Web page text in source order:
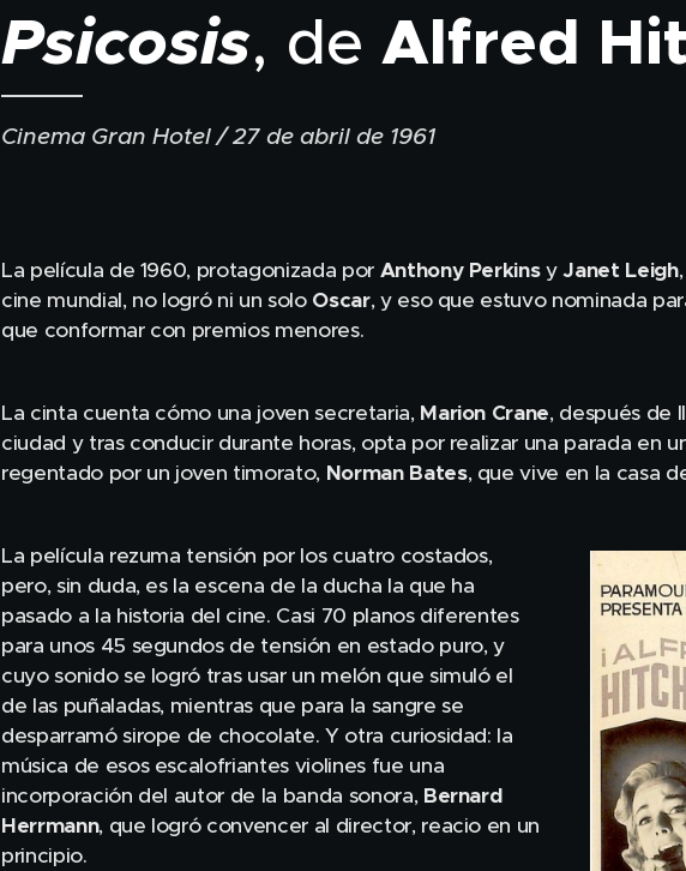
Psicosis, de Alfred
Cinema Gran Hotel / 27 de abril de 1961
La película de 1960, protagonizada por Anthony PerkinsyJanet Leigh
cine mundial, no logró ni un solo Oscar, y eso que estuvo nominada
que conformar con premios menores.
La cinta cuenta cómo una joven secretaria, Marion Crane, después de
ciudad y tras conducir durante horas, opta por realizar una parada en
regentado por un joven timorato, Norman Bates, que vive en la casa
La película rezuma tensión por los cuatro costados,
pero, sin duda, es la escena de la ducha la que ha
pasado a la historia del cine. Casi 70 planos diferentes
para unos 45 segundos de tensión en estado puro, y
cuyo sonido se logró tras usar un melón que simuló el
de las puñaladas, mientras que para la sangre se
desparramó sirope de chocolate. Y otra curiosidad: la
música de esos escalofriantes violines fue una
incorporación del autor de la banda sonora, Bernard
Herrmann, que logró convencer al director, reacio en un
principio.